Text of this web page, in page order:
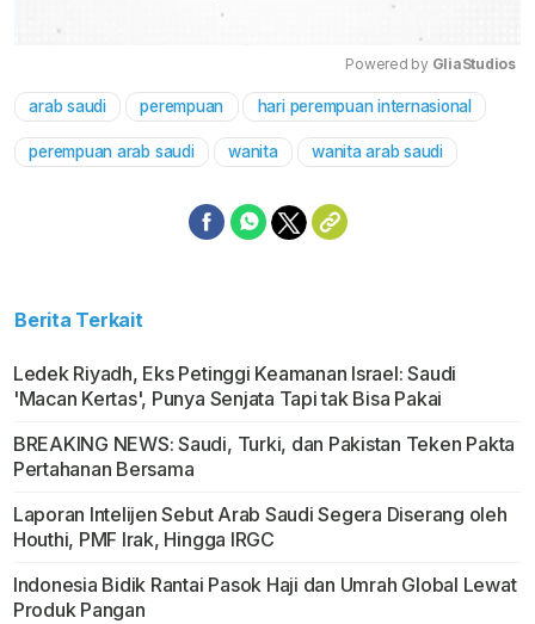
Mute
Powered by GliaStudios
arab saudi perempuan hari perempuan internasional
perempuan arab saudi wanita wanita arab saudi
Berita Terkait
Ledek Riyadh, Eks Petinggi Keamanan Israel: Saudi
'Macan Kertas', Punya Senjata Tapi tak Bisa Pakai
BREAKING NEWS: Saudi, Turki, dan Pakistan Teken Pakta
Pertahanan Bersama
Laporan Intelijen Sebut Arab Saudi Segera Diserang oleh
Houthi, PMF Irak, Hingga IRGC
Indonesia Bidik Rantai Pasok Haji dan Umrah Global Lewat
Produk Pangan